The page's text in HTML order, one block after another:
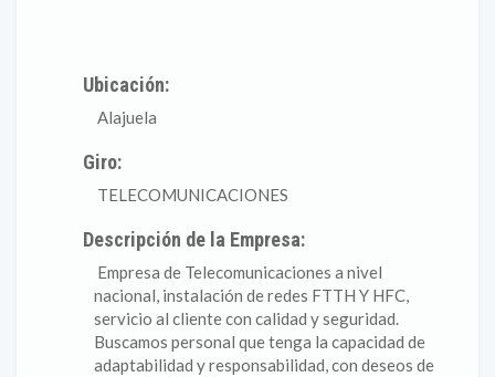
Ubicación:
Alajuela
Giro:
TELECOMUNICACIONES
Descripción de la Empresa:
Empresa de Telecomunicaciones a nivel
nacional, instalación de redes FTTH Y HFC,
servicio al cliente con calidad y seguridad.
Buscamos personal que tenga la capacidad de
adaptabilidad y responsabilidad, con deseos de